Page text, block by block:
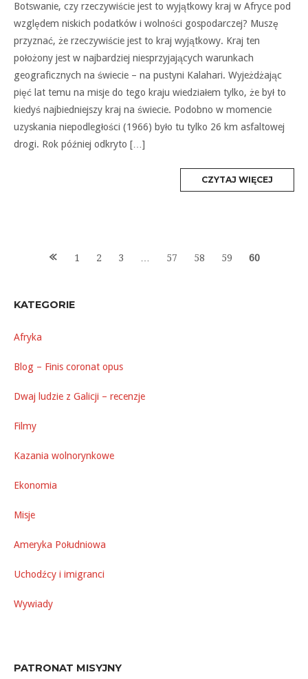
Botswanie, czy rzeczywiście jest to wyjątkowy kraj w Afryce pod
względem niskich podatków i wolności gospodarczej? Muszę
przyznać, że rzeczywiście jest to kraj wyjątkowy. Kraj ten
położony jest w najbardziej niesprzyjających warunkach
geograficznych na świecie – na pustyni Kalahari. Wyjeżdżając
pięć lat temu na misje do tego kraju wiedziałem tylko, że był to
kiedyś najbiedniejszy kraj na świecie. Podobno w momencie
uzyskania niepodległości (1966) było tu tylko 26 km asfaltowej
drogi. Rok później odkryto […]
CZYTAJ WIĘCEJ
Posts
1 2 3 57 58 59 60
KATEGORIE
Afryka
Blog – Finis coronat opus
Dwaj ludzie z Galicji – recenzje
Filmy
Kazania wolnorynkowe
Ekonomia
Misje
Ameryka Południowa
Uchodźcy i imigranci
Wywiady
PATRONAT MISYJNY